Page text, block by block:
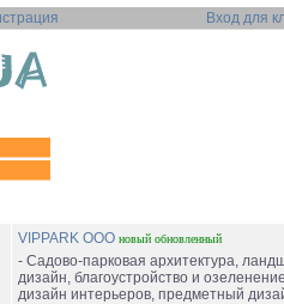
Вход для
VIPPARK ООО новый обновленный
- Садово-парковая архитектура,
дизайн, благоустройство и
дизайн интерьеров, предметный